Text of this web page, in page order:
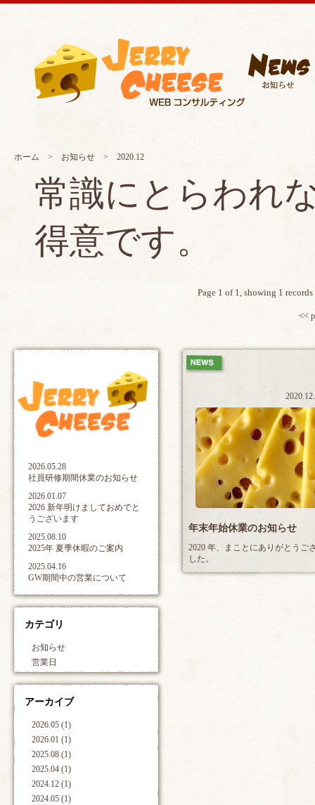
ホーム > お知らせ> 2020.12
常識にとらわれ
得意です。
Page 1 of 1, showing 1
<<
2026.05.28
社員研修期間休業のお知らせ
2026.01.07
2026 新年明けましておめでと
うございます
2025.08.10
2025年 夏季休暇のご案内
2025.04.16
GW期間中の営業について
カテゴリ
お知らせ
営業日
アーカイブ
2026.05 (1)
2026.01 (1)
2025.08 (1)
2025.04 (1)
2024.12 (1)
2024.05 (1)
年末年始休業のお知らせ
2020 年、まことにありがとうご
した。